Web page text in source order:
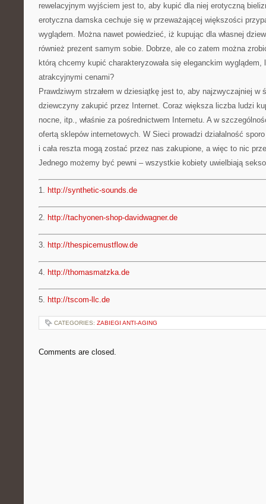
rewelacyjnym wyjściem jest to, aby kupić dla niej erotyczną
erotyczna damska cechuje się w przeważającej większości
wyglądem. Można nawet powiedzieć, iż kupując dla własnej
również prezent samym sobie. Dobrze, ale co zatem można
którą chcemy kupić charakteryzowała się eleganckim
atrakcyjnymi cenami?
Prawdziwym strzałem w dziesiątkę jest to, aby najzwyczajniej w
dziewczyny zakupić przez Internet. Coraz większa liczba ludzi
nocne, itp., właśnie za pośrednictwem Internetu. A w
ofertą sklepów internetowych. W Sieci prowadzi działalność
i cała reszta mogą zostać przez nas zakupione, a więc to nic
Jednego możemy być pewni – wszystkie kobiety uwielbiają
1. http://synthetic-sounds.de
2. http://tachyonen-shop-davidwagner.de
3. http://thespicemustflow.de
4. http://thomasmatzka.de
5. http://tscom-llc.de
CATEGORIES: ZABIEGI ANTI-AGING
Comments are closed.